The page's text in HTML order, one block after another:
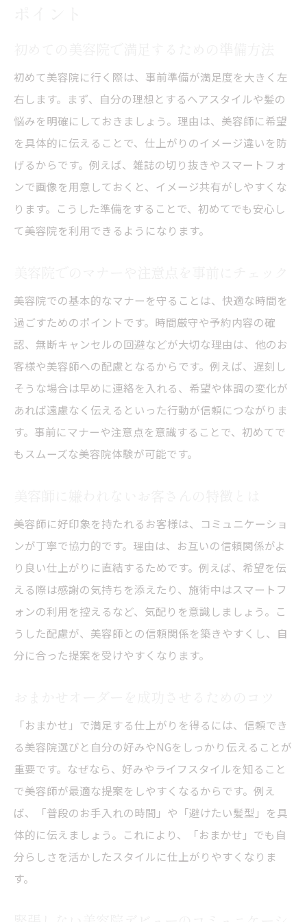
初めて美容院に行く際は、事前準備が満足度を大きく左
右します。まず、自分の理想とするヘアスタイルや髪の
悩みを明確にしておきましょう。理由は、美容師に希望
を具体的に伝えることで、仕上がりのイメージ違いを防
げるからです。例えば、雑誌の切り抜きやスマートフォ
ンで画像を用意しておくと、イメージ共有がしやすくな
ります。こうした準備をすることで、初めてでも安心し
て美容院を利用できるようになります。
美容院での基本的なマナーを守ることは、快適な時間を
過ごすためのポイントです。時間厳守や予約内容の確
認、無断キャンセルの回避などが大切な理由は、他のお
客様や美容師への配慮となるからです。例えば、遅刻し
そうな場合は早めに連絡を入れる、希望や体調の変化が
あれば遠慮なく伝えるといった行動が信頼につながりま
す。事前にマナーや注意点を意識することで、初めてで
もスムーズな美容院体験が可能です。
美容師に好印象を持たれるお客様は、コミュニケーショ
ンが丁寧で協力的です。理由は、お互いの信頼関係がよ
り良い仕上がりに直結するためです。例えば、希望を伝
える際は感謝の気持ちを添えたり、施術中はスマートフ
ォンの利用を控えるなど、気配りを意識しましょう。こ
うした配慮が、美容師との信頼関係を築きやすくし、自
分に合った提案を受けやすくなります。
「おまかせ」で満足する仕上がりを得るには、信頼でき
る美容院選びと自分の好みやNGをしっかり伝えることが
重要です。なぜなら、好みやライフスタイルを知ること
で美容師が最適な提案をしやすくなるからです。例え
ば、「普段のお手入れの時間」や「避けたい髪型」を具
体的に伝えましょう。これにより、「おまかせ」でも自
分らしさを活かしたスタイルに仕上がりやすくなりま
す。